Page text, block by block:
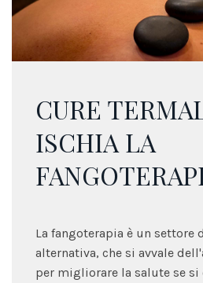
CURE
ISCHIA LA
La fangoterapia è un settore
alternativa, che si avvale
per migliorare la salute se si